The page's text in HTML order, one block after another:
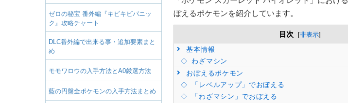
ゼロの秘宝 番外編『キビキビパニッ
ク』攻略チャート
DLC番外編で出来る事・追加要素まと
め
モモワロウの入手方法とA0厳選方法
藍の円盤全ポケモンの入手方法まとめ
ぼえるポケモンを紹介しています。
目次 [非表示]
基本情報
わざマシン
おぼえるポケモン
「レベルアップ」でおぼえる
「わざマシン」でおぼえる